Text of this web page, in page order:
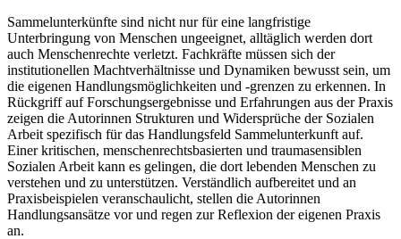
Sammelunterkünfte sind nicht nur für eine langfristige
Unterbringung von Menschen ungeeignet, alltäglich werden dort
auch Menschenrechte verletzt. Fachkräfte müssen sich der
institutionellen Machtverhältnisse und Dynamiken bewusst sein, um
die eigenen Handlungsmöglichkeiten und -grenzen zu erkennen. In
Rückgriff auf Forschungsergebnisse und Erfahrungen aus der Praxis
zeigen die Autorinnen Strukturen und Widersprüche der Sozialen
Arbeit spezifisch für das Handlungsfeld Sammelunterkunft auf.
Einer kritischen, menschenrechtsbasierten und traumasensiblen
Sozialen Arbeit kann es gelingen, die dort lebenden Menschen zu
verstehen und zu unterstützen. Verständlich aufbereitet und an
Praxisbeispielen veranschaulicht, stellen die Autorinnen
Handlungsansätze vor und regen zur Reflexion der eigenen Praxis
an.